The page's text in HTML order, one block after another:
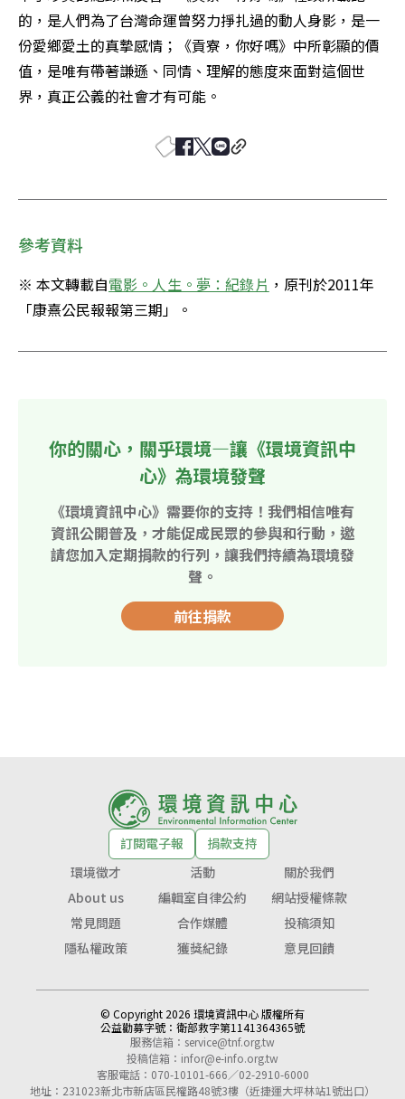
的，是人們為了台灣命運曾努力掙扎過的動人身影，是一
份愛鄉愛土的真摯感情；《貢寮，你好嗎》中所彰顯的價
值，是唯有帶著謙遜、同情、理解的態度來面對這個世
界，真正公義的社會才有可能。
參考資料
※ 本文轉載自電影。人生。夢：紀錄片 ，原刊於2011年
「康熹公民報報第三期」。
你的關心，關乎環境—讓《環境資訊中
心》為環境發聲
《環境資訊中心》需要你的支持！我們相信唯有
資訊公開普及，才能促成民眾的參與和行動，邀
請您加入定期捐款的行列，讓我們持續為環境發
聲。
前往捐款
訂閱電子報
捐款支持
環境徵才
活動
關於我們
About us
編輯室自律公約
網站授權條款
常見問題
合作媒體
投稿須知
隱私權政策
獲獎紀錄 意見回饋
© Copyright 2026 環境資訊中心 版權所有
公益勸募字號： 衛部救字第1141364365號
服務信箱： service@tnf.org.tw
投稿信箱： infor@e-info.org.tw
客服電話：070-10101-666／02-2910-6000
地址：231023新北市新店區民權路48號3樓（近捷運大坪林站1號出口）